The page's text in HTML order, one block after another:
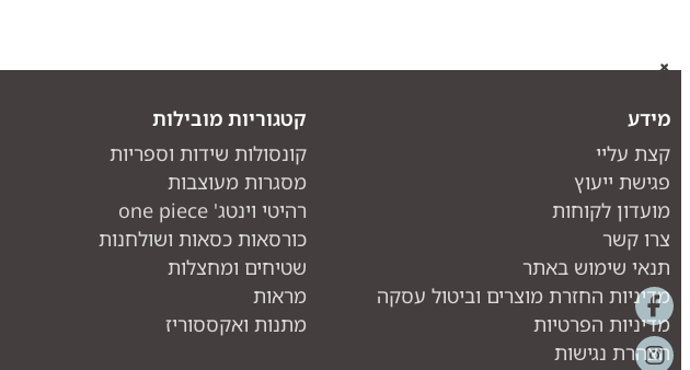
מידע
קצת עליי
פגישת ייעוץ
מועדון לקוחות
צרו קשר
תנאי שימוש באתר
מדיניות החזרת מוצרים וביטול עסקה
מדיניות הפרטיות
הצהרת נגישות
קטגוריות מובילות
קונסולות שידות וספריות
מסגרות מעוצבות
רהיטי וינטג' one piece
כורסאות כסאות ושולחנות
שטיחים ומחצלות
מראות
מתנות ואקססוריז